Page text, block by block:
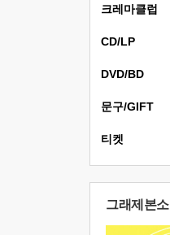
크레마클럽
CD/LP
DVD/BD
문구/GIFT
티켓
그래제본소